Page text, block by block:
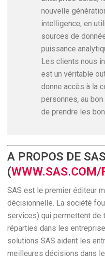
nouvelle
intelligence, en
sources de
puissance
Les clients nous
est un véritable
donne accès à la
personnes, au
de prendre les
A PROPOS DE SAS
(WWW.SAS.COM/
SAS est le premier éditeur
décisionnelle. La société
services) qui permettent de
réparties dans les
solutions SAS aident les
meilleures décisions dans